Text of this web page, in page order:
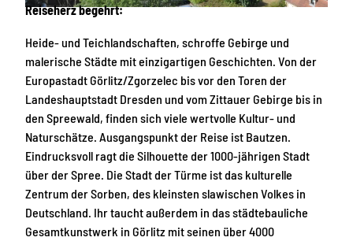
© Jens-Michael Bierke
Reiseherz begehrt:
Heide- und Teichlandschaften, schroffe Gebirge und
malerische Städte mit einzigartigen Geschichten. Von der
Europastadt Görlitz/Zgorzelec bis vor den Toren der
Landeshauptstadt Dresden und vom Zittauer Gebirge bis in
den Spreewald, finden sich viele wertvolle Kultur- und
Naturschätze. Ausgangspunkt der Reise ist Bautzen.
Eindrucksvoll ragt die Silhouette der 1000-jährigen Stadt
über der Spree. Die Stadt der Türme ist das kulturelle
Zentrum der Sorben, des kleinsten slawischen Volkes in
Deutschland. Ihr taucht außerdem in das städtebauliche
Gesamtkunstwerk in Görlitz mit seinen über 4000